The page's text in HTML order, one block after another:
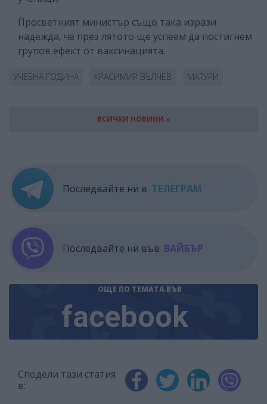
Просветният министър също така изрази
надежда, че през лятото ще успеем да постигнем
групов ефект от ваксинацията.
УЧЕБНА ГОДИНА КРАСИМИР ВЪЛЧЕВ МАТУРИ
ВСИЧКИ НОВИНИ »
Последвайте ни в ТЕЛЕГРАМ
Последвайте ни във ВАЙБЪР
ОЩЕ ПО ТЕМАТА ВЪВ
facebook
Сподели тази статия
в: